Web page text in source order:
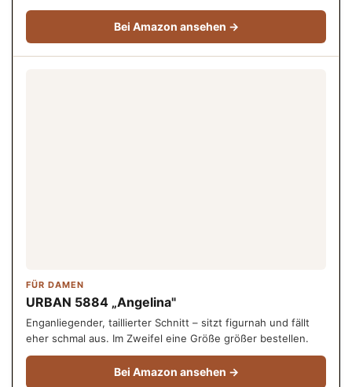
Bei Amazon ansehen →
FÜR DAMEN
URBAN 5884 „Angelina"
Enganliegender, taillierter Schnitt – sitzt figurnah und fällt
eher schmal aus. Im Zweifel eine Größe größer bestellen.
Bei Amazon ansehen →